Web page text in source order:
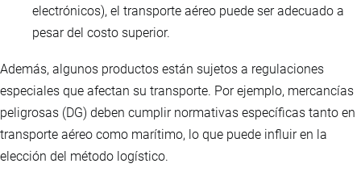
electrónicos), el transporte aéreo puede ser adecuado a
pesar del costo superior.
Además, algunos productos están sujetos a regulaciones
especiales que afectan su transporte. Por ejemplo, mercancías
peligrosas (DG) deben cumplir normativas específicas tanto en
transporte aéreo como marítimo, lo que puede influir en la
elección del método logístico.